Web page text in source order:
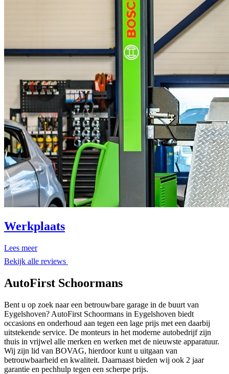
Werkplaats
Lees meer
Bekijk alle reviews
AutoFirst Schoormans
Bent u op zoek naar een betrouwbare garage in de buurt van
Eygelshoven? AutoFirst Schoormans in Eygelshoven biedt
occasions en onderhoud aan tegen een lage prijs met een daarbij
uitstekende service. De monteurs in het moderne autobedrijf zijn
thuis in vrijwel alle merken en werken met de nieuwste apparatuur.
Wij zijn lid van BOVAG, hierdoor kunt u uitgaan van
betrouwbaarheid en kwaliteit. Daarnaast bieden wij ook 2 jaar
garantie en pechhulp tegen een scherpe prijs.